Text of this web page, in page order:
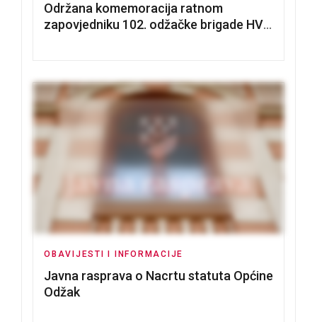
Održana komemoracija ratnom
zapovjedniku 102. odžačke brigade HVO
OBAVIJESTI I INFORMACIJE
Javna rasprava o Nacrtu statuta Općine
Odžak